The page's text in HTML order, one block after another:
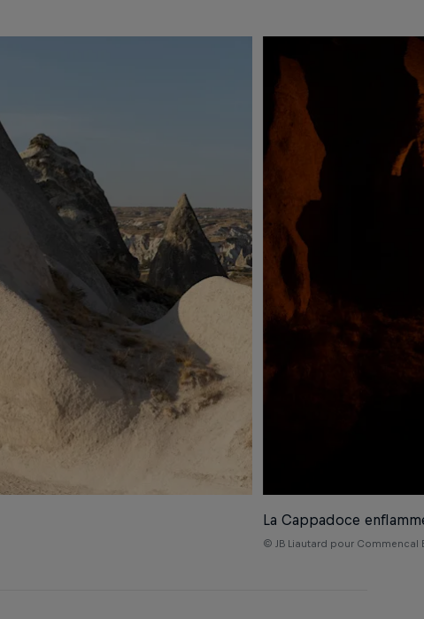
La Cappadoce
© JB Liautard pour Commencal